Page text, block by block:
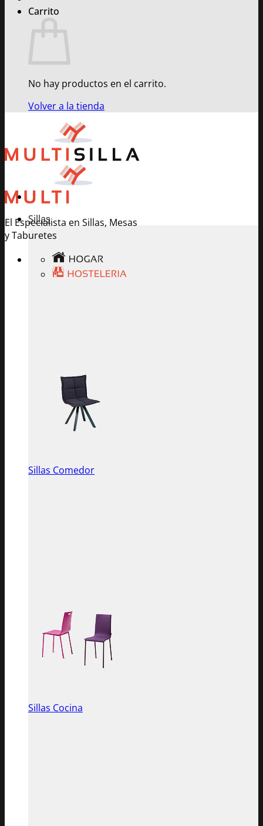
Carrito
No hay productos en el carrito.
Volver a la tienda
El Especialista en Sillas, Mesas
y Taburetes
Sillas
Sillas Comedor
Sillas Cocina